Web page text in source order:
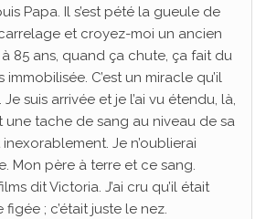
Papa. Il s’est pété la gueule de
et croyez-moi un ancien
85 ans, quand ça chute, ça fait du
C’est un miracle qu’il
Je suis arrivée et je l’ai vu étendu, là,
une tache de sang au niveau de sa
inexorablement. Je n’oublierai
Mon père à terre et ce sang.
dit Victoria. J’ai cru qu’il était
figée ; c’était juste le nez.